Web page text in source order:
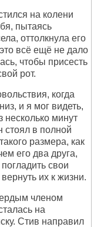
на колени
пытаясь
оттолкнула его
всё ещё не дало
чтобы присесть
рот.
когда
и я мог видеть,
несколько минут
стоял в полной
размера, как
его два друга,
свои
их к жизни.
членом
на
Стив направил